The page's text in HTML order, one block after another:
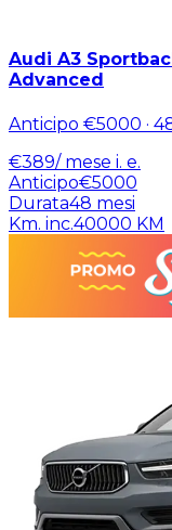
Audi A3
Advanced
Anticipo €5000 ·
€389/ mese i. e.
Anticipo€5000
Durata48 mesi
Km. inc.40000 KM